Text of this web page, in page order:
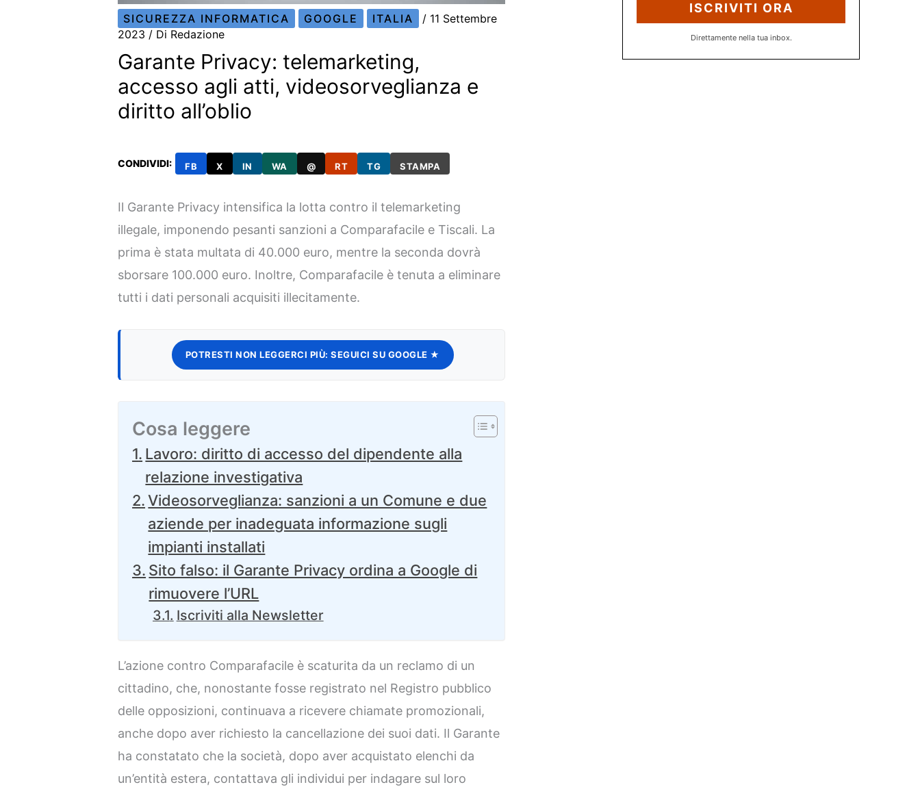
SICUREZZA INFORMATICA GOOGLE ITALIA / 11 Settembre
2023 / Di Redazione
Garante Privacy: telemarketing,
accesso agli atti, videosorveglianza e
diritto all’oblio
CONDIVIDI: FB X IN WA @ RT TG STAMPA
Il Garante Privacy intensifica la lotta contro il telemarketing
illegale, imponendo pesanti sanzioni a Comparafacile e Tiscali. La
prima è stata multata di 40.000 euro, mentre la seconda dovrà
sborsare 100.000 euro. Inoltre, Comparafacile è tenuta a eliminare
tutti i dati personali acquisiti illecitamente.
POTRESTI NON LEGGERCI PIÙ: SEGUICI SU GOOGLE ★
Cosa leggere
Lavoro: diritto di accesso del dipendente alla
relazione investigativa
Videosorveglianza: sanzioni a un Comune e due
aziende per inadeguata informazione sugli
impianti installati
Sito falso: il Garante Privacy ordina a Google di
rimuovere l’URL
Iscriviti alla Newsletter
L’azione contro Comparafacile è scaturita da un reclamo di un
cittadino, che, nonostante fosse registrato nel Registro pubblico
delle opposizioni, continuava a ricevere chiamate promozionali,
anche dopo aver richiesto la cancellazione dei suoi dati. Il Garante
ha constatato che la società, dopo aver acquistato elenchi da
un’entità estera, contattava gli individui per indagare sul loro
ISCRIVITI ORA
Direttamente nella tua inbox.